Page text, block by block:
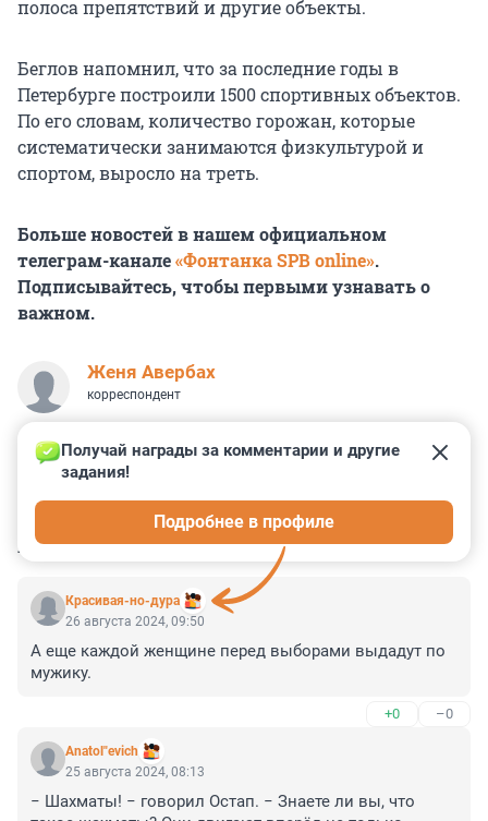
полоса препятствий и другие объекты.
Беглов напомнил, что за последние годы в
Петербурге построили 1500 спортивных объектов.
По его словам, количество горожан, которые
систематически занимаются физкультурой и
спортом, выросло на треть.
Больше новостей в нашем официальном
телеграм-канале«Фонтанка SPB online».
Подписывайтесь, чтобы первыми узнавать о
важном.
Женя Авербах
корреспондент
КОММЕНТАРИИ 24
Красивая-но-дура
Получай награды за комментарии и другие
задания!
Подробнее в профиле
26 августа 2024, 09:50
А еще каждой женщине перед выборами выдадут по
мужику.
+0 –0
Anatol"evich
25 августа 2024, 08:13
− Шахматы! − говорил Остап. − Знаете ли вы, что